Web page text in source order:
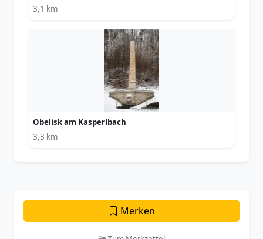
3,1 km
Obelisk am Kasperlbach
3,3 km
Merken